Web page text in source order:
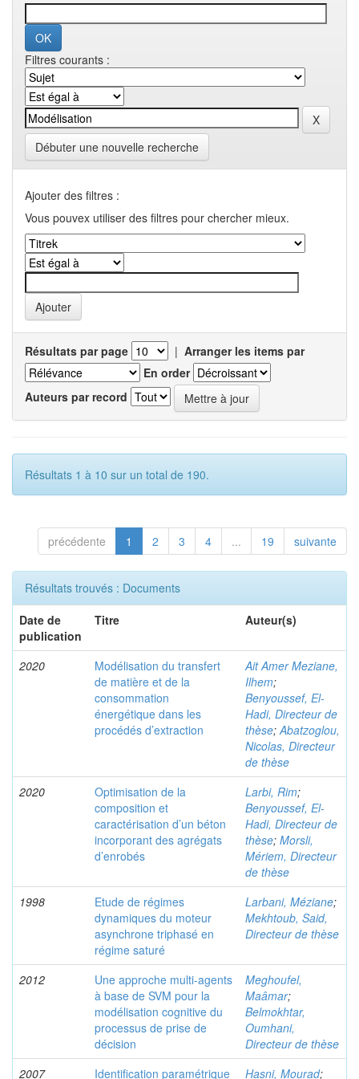
Filtres courants :
Débuter une nouvelle recherche
Ajouter des filtres :
Vous pouvex utiliser des filtres pour chercher mieux.
Résultats par page | Arranger les items par
En order
Auteurs par record
Résultats 1 à 10 sur un total de 190.
précédente 1 2 3 4 ... 19 suivante
Résultats trouvés : Documents
Date de
publication
Titre Auteur(s)
2020
Modélisation du transfert
de matière et de la
consommation
énergétique dans les
procédés d’extraction
Ait Amer Meziane,
Ilhem;
Benyoussef, El-
Hadi, Directeur de
thèse;Abatzoglou,
Nicolas, Directeur
de thèse
2020
Optimisation de la
composition et
caractérisation d’un béton
incorporant des agrégats
d’enrobés
Larbi, Rim;
Benyoussef, El-
Hadi, Directeur de
thèse; Morsli,
Mériem, Directeur
de thèse
1998
Etude de régimes
dynamiques du moteur
asynchrone triphasé en
régime saturé
Larbani, Méziane;
Mekhtoub, Said,
Directeur de thèse
2012
Une approche multi-agents
à base de SVM pour la
modélisation cognitive du
processus de prise de
décision
Meghoufel,
Maâmar;
Belmokhtar,
Oumhani,
Directeur de thèse
2007
Identification paramétrique Hasni, Mourad;